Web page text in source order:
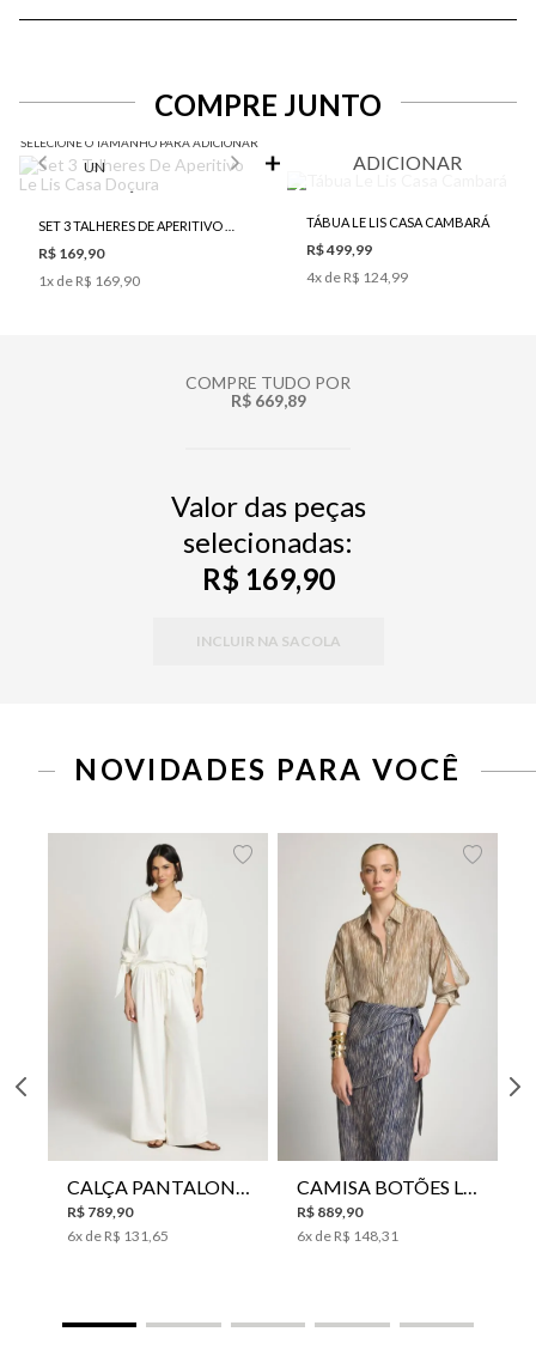
COMPRE JUNTO
SELECIONE O TAMANHO PARA ADICIONAR
UN
R$ 169,90
1x de R$ 169,90
ADICIONAR
TÁBUA LE LIS CASA CAMBARÁ
R$ 499,99
4x de R$ 124,99
COMPRE TUDO POR
R$ 669,89
Valor das peças
selecionadas:
R$ 169,90
INCLUIR NA SACOLA
NOVIDADES PARA VOCÊ
R$ 789 90
6x de R$ 131 65
R$ 889 90
6x de R$ 148 31